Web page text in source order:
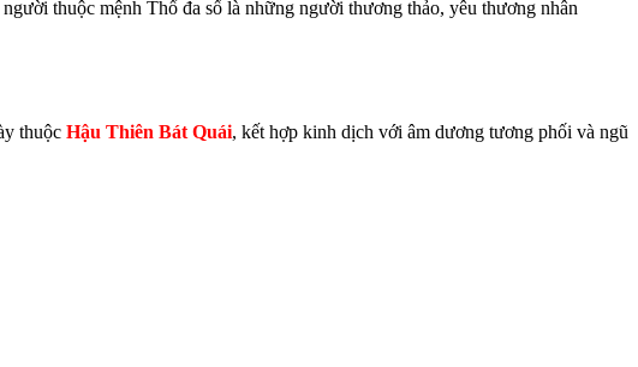
thuộc mệnh Thổ đa số là những người thương thảo, yêu thương nhân
thuộc Hậu Thiên Bát Quái, kết hợp kinh dịch với âm dương tương phối và ngũ